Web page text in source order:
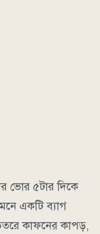
ভোর ৫টার দিকে
একটি ব্যাগ
কাফনের কাপড়,